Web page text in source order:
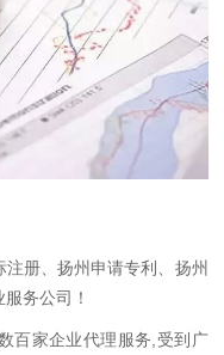
册、扬州申请专利、扬州
务公司！
百家企业代理服务,受到广